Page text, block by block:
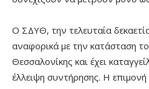
Ο ΣΔΥΘ, την τελευταία
αναφορικά με την κατάσταση
Θεσσαλονίκης και έχει
έλλειψη συντήρησης. Η